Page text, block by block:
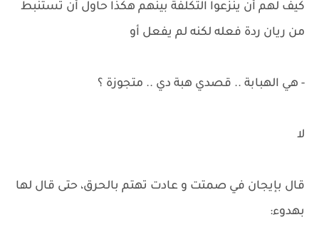
كيف لهم أن ينزعوا التكلفة بينهم هكذا حاول أن تستنبط
من ريان ردة فعله لكنه لم يفعل أو
- هي الهبابة .. قصدي هبة دي .. متجوزة ؟
لا
قال بإيجان في صمتت و عادت تهتم بالحرق، حتى قال لها
بهدوء: